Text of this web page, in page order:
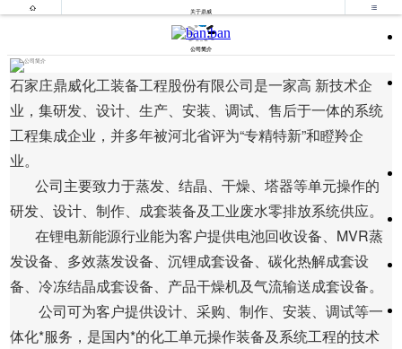

关于鼎威

公司简介
石家庄鼎威化工装备工程股份有限公司是一家高 新技术企
业，集研发、设计、生产、安装、调试、售后于一体的系统
工程集成企业，并多年被河北省评为“专精特新”和瞪羚企
业。
公司主要致力于蒸发、结晶、干燥、塔器等单元操作的
研发、设计、制作、成套装备及工业废水零排放系统供应。
在锂电新能源行业能为客户提供电池回收设备、MVR蒸
发设备、多效蒸发设备、沉锂成套设备、碳化热解成套设
备、冷冻结晶成套设备、产品干燥机及气流输送成套设备。
公司可为客户提供设计、采购、制作、安装、调试等一
体化*服务，是国内*的化工单元操作装备及系统工程的技术